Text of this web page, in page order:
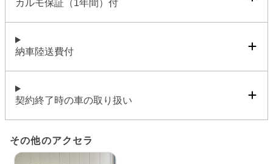
カルモ保証（1年間）付
納車陸送費付
契約終了時の車の取り扱い
その他のアクセラ